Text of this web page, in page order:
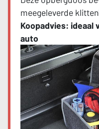
meegeleverde
Koopadvies: ideaal
auto